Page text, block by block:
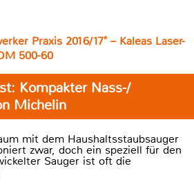
Praxis 2016/17" – Kaleas Laser-
500-60
Kompakter Nass-/
Michelin
mit dem Haushaltsstaubsauger
zwar, doch ein speziell für den
Sauger ist oft die